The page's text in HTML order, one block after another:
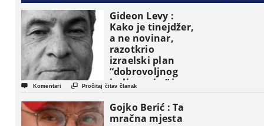
Gideon Levy :
Kako je tinejdžer,
a ne novinar,
razotkrio
izraelski plan
“dobrovoljnog
iseljavanja ” iz
Gaze
 Komentari  Pročitaj čitav članak
Gojko Berić : Ta
mračna mjesta